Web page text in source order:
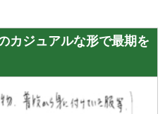
カジュアルな形で最期を